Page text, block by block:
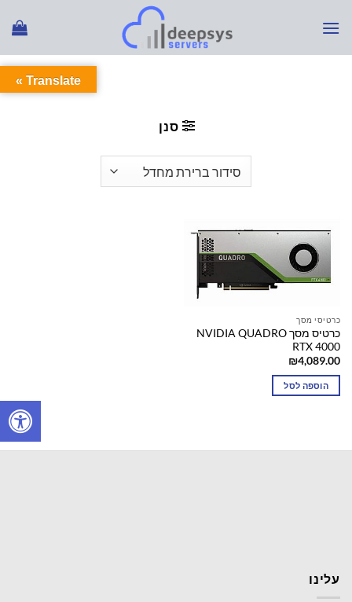
מוצרים המתויגים “NVIDIA QUADRO RTX
סנן
כרטיסי מסך
כרטיס מסך NVIDIA QUADRO
RTX 4000
₪4,089.00
הוספה לסל
עלינו
Translate »